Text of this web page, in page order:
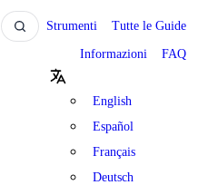
Strumenti Tutte le Guide
Informazioni FAQ
English
Español
Français
Deutsch